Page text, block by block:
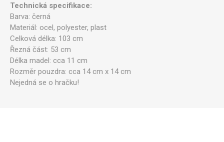
Technická specifikace:
Barva: černá
Materiál: ocel, polyester, plast
Celková délka: 103 cm
Řezná část: 53 cm
Délka madel: cca 11 cm
Rozměr pouzdra: cca 14 cm x 14 cm
Nejedná se o hračku!